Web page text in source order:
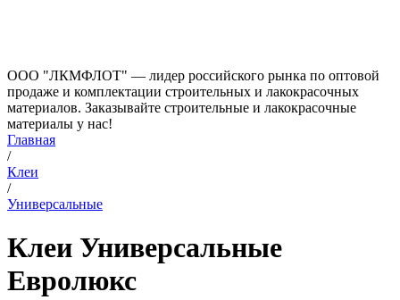
ООО "ЛКМФЛОТ" — лидер российского рынка по оптовой
продаже и комплектации строительных и лакокрасочных
материалов. Заказывайте строительные и лакокрасочные
материалы у нас!
Главная
/
Клеи
/
Универсальные
Клеи Универсальные
Евролюкс